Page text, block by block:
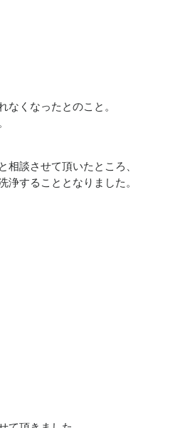
なくなったとのこと。
相談させて頂いたところ、
浄することとなりました。